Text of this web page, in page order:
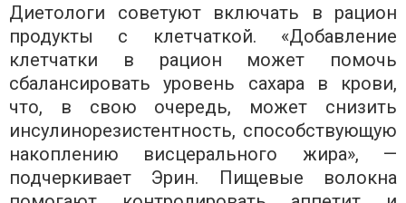
Диетологи советуют включать в рацион
продукты с клетчаткой. «Добавление
клетчатки в рацион может помочь
сбалансировать уровень сахара в крови,
что, в свою очередь, может снизить
инсулинорезистентность, способствующую
накоплению висцерального жира», —
подчеркивает Эрин. Пищевые волокна